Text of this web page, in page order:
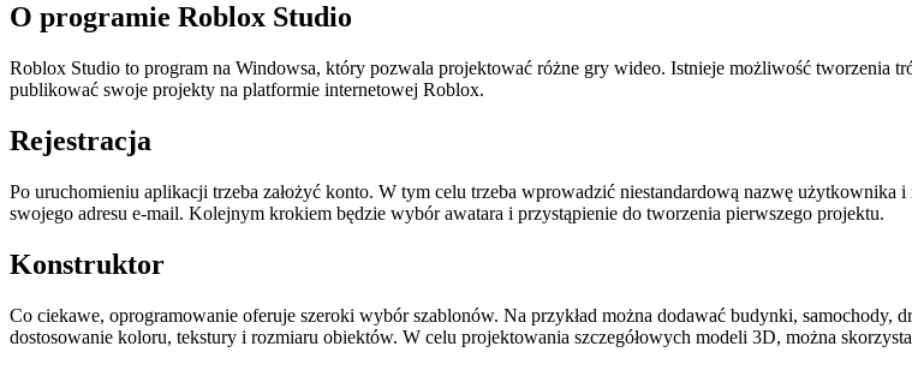
O programie Roblox Studio
Roblox Studio to program na Windowsa, który pozwala projektować różne gry wideo. Istnieje możliwość tworzenia
publikować swoje projekty na platformie internetowej Roblox.
Rejestracja
Po uruchomieniu aplikacji trzeba założyć konto. W tym celu trzeba wprowadzić niestandardową nazwę użytkownika
swojego adresu e-mail. Kolejnym krokiem będzie wybór awatara i przystąpienie do tworzenia pierwszego projektu.
Konstruktor
Co ciekawe, oprogramowanie oferuje szeroki wybór szablonów. Na przykład można dodawać budynki,
dostosowanie koloru, tekstury i rozmiaru obiektów. W celu projektowania szczegółowych modeli 3D, można